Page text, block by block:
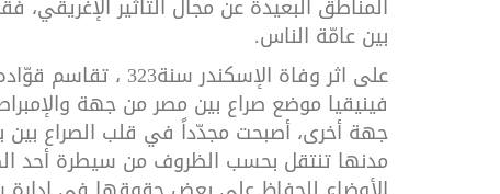
بين عامّة الناس.
على اثر وفاة الإسكندر سنة323 ، تقاسم
فينيقيا موضع صراع بين مصر من جهة
جهة أخرى، أصبحت مجدّداً في قلب الصراع بين
مدنها تنتقل بحسب الظروف من سيطرة أحد